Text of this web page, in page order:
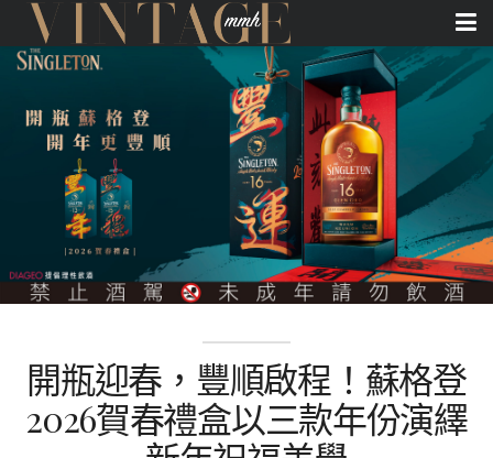
開瓶迎春，豐順啟程！蘇格登
2026賀春禮盒以三款年份演繹